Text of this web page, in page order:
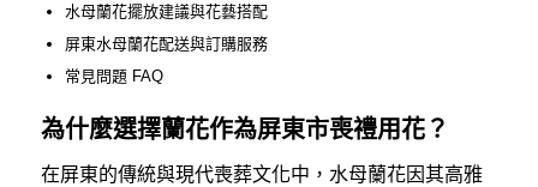
水母蘭花擺放建議與花藝搭配
屏東水母蘭花配送與訂購服務
常見問題 FAQ
為什麼選擇蘭花作為屏東市喪禮用花？
在屏東的傳統與現代喪葬文化中，水母蘭花因其高雅